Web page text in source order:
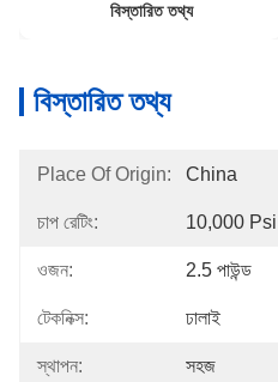
বিস্তারিত তথ্য
বিস্তারিত তথ্য
Place Of Origin: China
চাপ রেটিং: 10,000 Psi
ওজন: 2.5 পাউন্ড
টেকনিক্স: ঢালাই
স্থাপন: সহজ